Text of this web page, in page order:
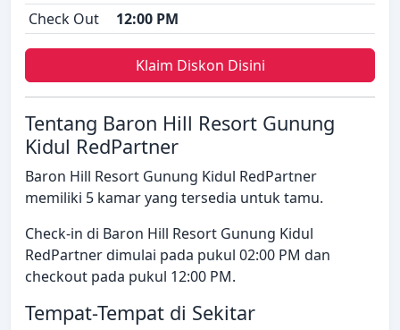
Check Out
12:00 PM
Klaim Diskon Disini
Tentang Baron Hill Resort Gunung
Kidul RedPartner
Baron Hill Resort Gunung Kidul RedPartner
memiliki 5 kamar yang tersedia untuk tamu.
Check-in di Baron Hill Resort Gunung Kidul
RedPartner dimulai pada pukul 02:00 PM dan
checkout pada pukul 12:00 PM.
Tempat-Tempat di Sekitar